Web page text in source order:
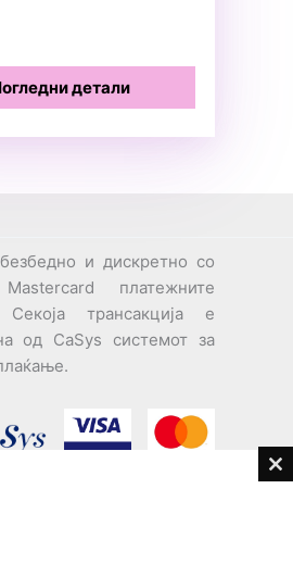
детали
безбедно и дискретно со
платежните
Секоја трансакција е
од CaSys системот за
за корисници